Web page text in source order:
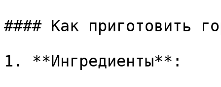
#### Как приготовить
1. **Ингредиенты**: